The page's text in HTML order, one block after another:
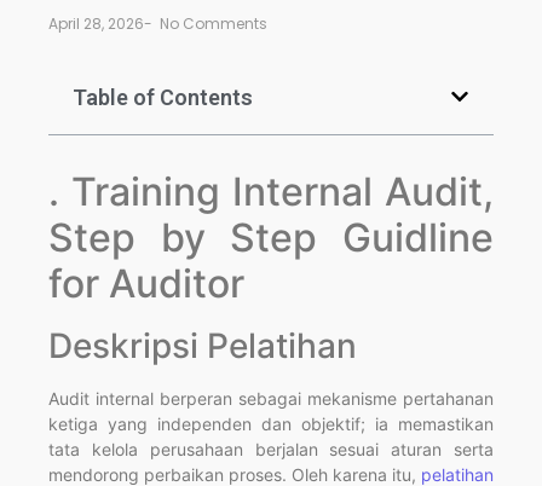
April 28, 2026- No Comments
Table of Contents
. Training Internal Audit,
Step by Step Guidline
for Auditor
Deskripsi Pelatihan
Audit internal berperan sebagai mekanisme pertahanan
ketiga yang independen dan objektif; ia memastikan
tata kelola perusahaan berjalan sesuai aturan serta
mendorong perbaikan proses. Oleh karena itu, pelatihan